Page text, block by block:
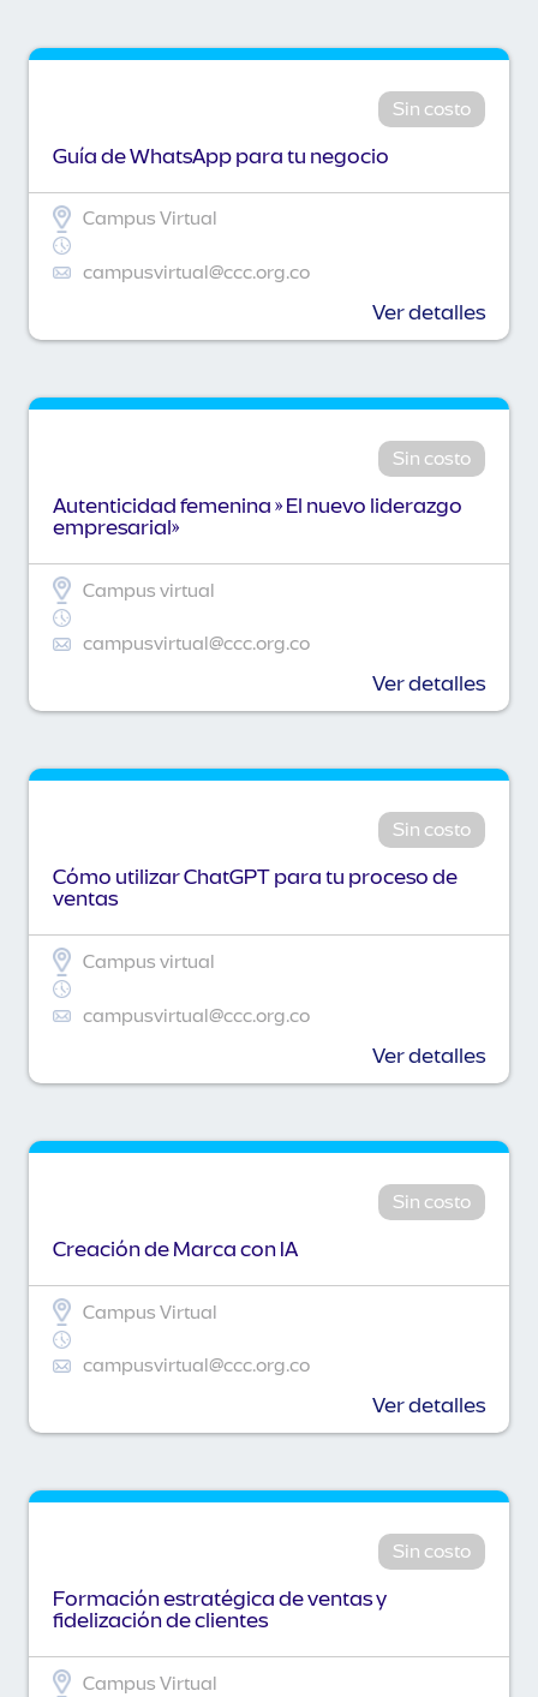
Sin costo
Guía de WhatsApp para tu negocio
Campus Virtual
campusvirtual@ccc.org.co
Ver detalles
Sin costo
Autenticidad femenina » El nuevo liderazgo
empresarial»
Campus virtual
campusvirtual@ccc.org.co
Ver detalles
Sin costo
Cómo utilizar ChatGPT para tu proceso de
ventas
Campus virtual
campusvirtual@ccc.org.co
Ver detalles
Sin costo
Creación de Marca con IA
Campus Virtual
campusvirtual@ccc.org.co
Ver detalles
Sin costo
Formación estratégica de ventas y
fidelización de clientes
Campus Virtual